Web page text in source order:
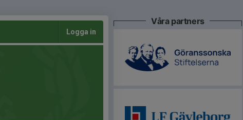
Logga in
Våra partners